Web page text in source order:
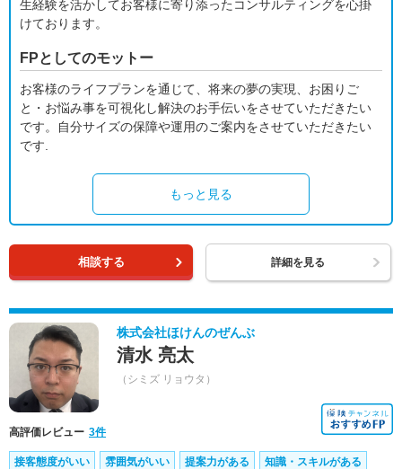
生経験を活かしてお客様に寄り添ったコンサルティングを心掛
けております。
FPとしてのモットー
お客様のライフプランを通じて、将来の夢の実現、お困りご
と・お悩み事を可視化し解決のお手伝いをさせていただきたい
です。自分サイズの保障や運用のご案内をさせていただきたい
です.
もっと見る
相談する 詳細を見る
株式会社ほけんのぜんぶ
清水 亮太
（シミズ リョウタ）
高評価レビュー 3件
接客態度がいい 雰囲気がいい 提案力がある 知識・スキルがある